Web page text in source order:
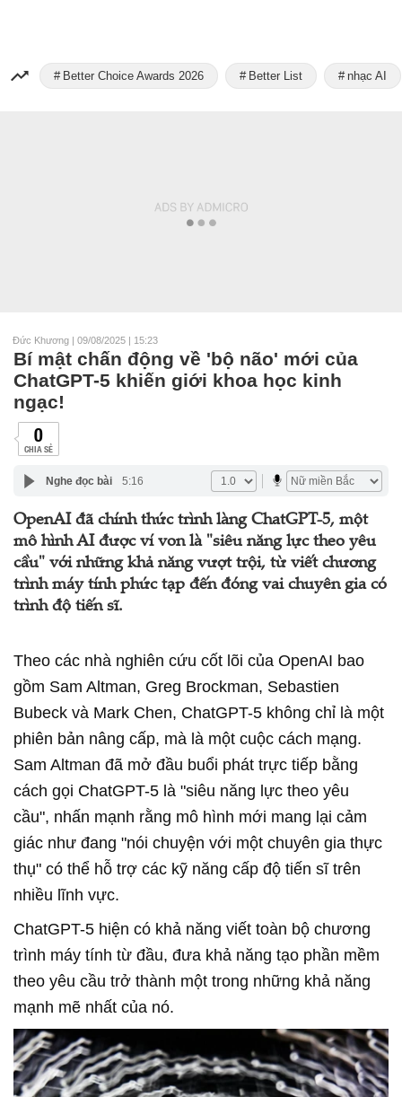
Better Choice Awards 2026 Better List nhạc AI
Đức Khương | 09/08/2025 | 15:23
Bí mật chấn động về 'bộ não' mới của
ChatGPT-5 khiến giới khoa học kinh
ngạc!
0
CHIA SẺ
Nghe đọc bài 5:16
OpenAI đã chính thức trình làng ChatGPT-5, một
mô hình AI được ví von là "siêu năng lực theo yêu
cầu" với những khả năng vượt trội, từ viết chương
trình máy tính phức tạp đến đóng vai chuyên gia có
trình độ tiến sĩ.
Theo các nhà nghiên cứu cốt lõi của OpenAI bao
gồm Sam Altman, Greg Brockman, Sebastien
Bubeck và Mark Chen, ChatGPT-5 không chỉ là một
phiên bản nâng cấp, mà là một cuộc cách mạng.
Sam Altman đã mở đầu buổi phát trực tiếp bằng
cách gọi ChatGPT-5 là "siêu năng lực theo yêu
cầu", nhấn mạnh rằng mô hình mới mang lại cảm
giác như đang "nói chuyện với một chuyên gia thực
thụ" có thể hỗ trợ các kỹ năng cấp độ tiến sĩ trên
nhiều lĩnh vực.
ChatGPT-5 hiện có khả năng viết toàn bộ chương
trình máy tính từ đầu, đưa khả năng tạo phần mềm
theo yêu cầu trở thành một trong những khả năng
mạnh mẽ nhất của nó.